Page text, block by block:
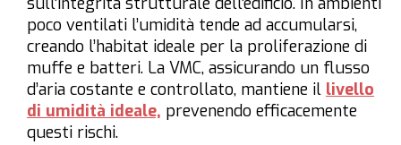
poco ventilati l’umidità tende ad accumularsi,
creando l’habitat ideale per la proliferazione di
muffe e batteri. La VMC, assicurando un flusso
d’aria costante e controllato, mantiene il livello
di umidità ideale, prevenendo efficacemente
questi rischi.